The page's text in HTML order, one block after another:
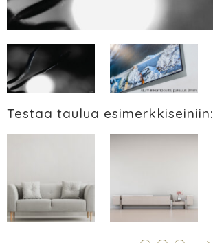
Testaa taulua esimerkkiseiniin: